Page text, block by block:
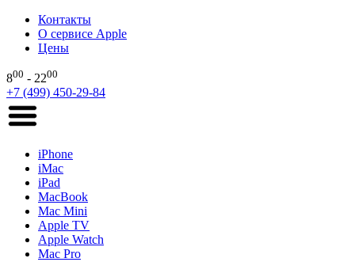
Контакты
О сервисе Apple
Цены
800 - 2200
+7 (499) 450-29-84
iPhone
iMac
iPad
MacBook
Mac Mini
Apple TV
Apple Watch
Mac Pro